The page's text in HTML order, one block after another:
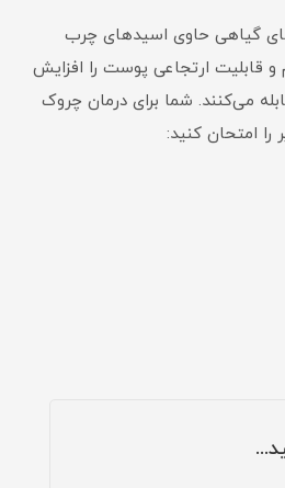
گیاهی حاوی اسیدهای چرب
قابلیت ارتجاعی پوست را افزایش
می‌کنند. شما برای درمان چروک
را امتحان کنید: